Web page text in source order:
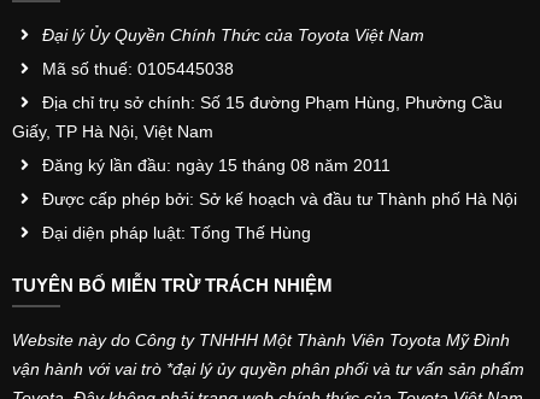
Đại lý Ủy Quyền Chính Thức của Toyota Việt Nam
Mã số thuế: 0105445038
Địa chỉ trụ sở chính: Số 15 đường Phạm Hùng, Phường Cầu
Giấy, TP Hà Nội, Việt Nam
Đăng ký lần đầu: ngày 15 tháng 08 năm 2011
Được cấp phép bởi: Sở kế hoạch và đầu tư Thành phố Hà Nội
Đại diện pháp luật: Tống Thế Hùng
TUYÊN BỐ MIỄN TRỪ TRÁCH NHIỆM
Website này do Công ty TNHHH Một Thành Viên Toyota Mỹ Đình
vận hành với vai trò *đại lý ủy quyền phân phối và tư vấn sản phẩm